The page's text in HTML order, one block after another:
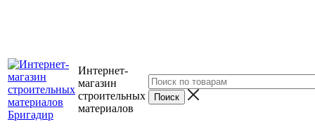
Интернет-
магазин
строительных
материалов